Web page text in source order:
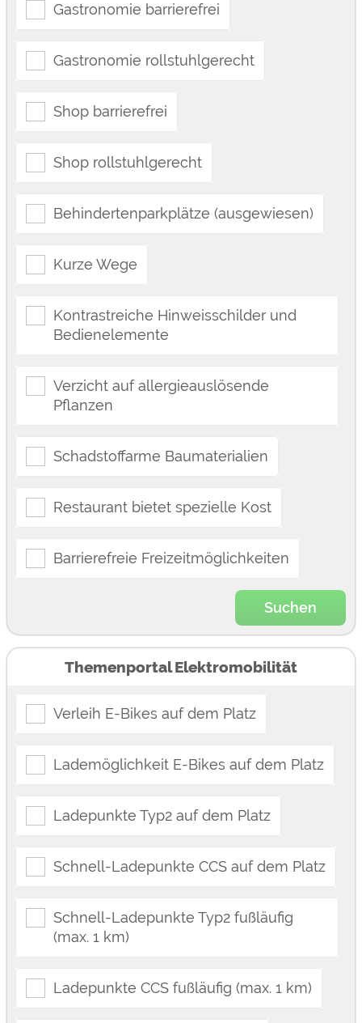
Gastronomie barrierefrei
Gastronomie rollstuhlgerecht
Shop barrierefrei
Shop rollstuhlgerecht
Behindertenparkplätze (ausgewiesen)
Kurze Wege
Kontrastreiche Hinweisschilder und
Bedienelemente
Verzicht auf allergieauslösende
Pflanzen
Schadstoffarme Baumaterialien
Restaurant bietet spezielle Kost
Barrierefreie Freizeitmöglichkeiten
Suchen
Themenportal Elektromobilität
Verleih E-Bikes auf dem Platz
Lademöglichkeit E-Bikes auf dem Platz
Ladepunkte Typ2 auf dem Platz
Schnell-Ladepunkte CCS auf dem Platz
Schnell-Ladepunkte Typ2 fußläufig
(max. 1 km)
Ladepunkte CCS fußläufig (max. 1 km)